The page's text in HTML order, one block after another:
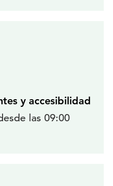
y accesibilidad
las 09:00